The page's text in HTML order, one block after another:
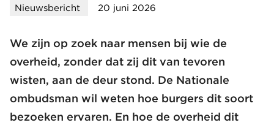
Nieuwsbericht 20 juni 2026
We zijn op zoek naar mensen bij wie de
overheid, zonder dat zij dit van tevoren
wisten, aan de deur stond. De Nationale
ombudsman wil weten hoe burgers dit soort
bezoeken ervaren. En hoe de overheid dit